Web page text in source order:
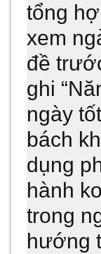
tổng
xem
đề
ghi
ngày
bách
dụng
hành
trong
hướng